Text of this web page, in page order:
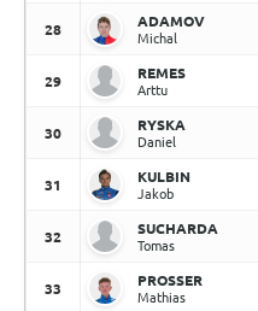
28
ADAMOV
Michal
29
REMES
Arttu
30
RYSKA
Daniel
31
KULBIN
Jakob
32
SUCHARDA
Tomas
33
PROSSER
Mathias